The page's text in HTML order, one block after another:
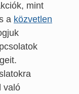
mint
a közvetlen
való